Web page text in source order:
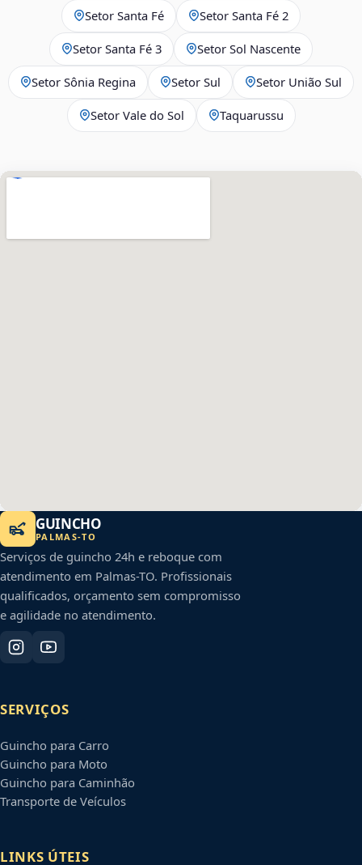
Setor Santa Fé Setor Santa Fé 2
Setor Santa Fé 3 Setor Sol Nascente
Setor Sônia Regina Setor Sul Setor União Sul
Setor Vale do Sol Taquarussu
GUINCHO
PALMAS-TO
Serviços de guincho 24h e reboque com
atendimento em Palmas-TO. Profissionais
qualificados, orçamento sem compromisso
e agilidade no atendimento.
SERVIÇOS
Guincho para Carro
Guincho para Moto
Guincho para Caminhão
Transporte de Veículos
LINKS ÚTEIS